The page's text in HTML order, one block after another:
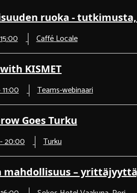
ruoka -
Caffé Locale
KISMET
Teams-webinaari
Goes Turku
20:00
Turku
mahdollisuus –